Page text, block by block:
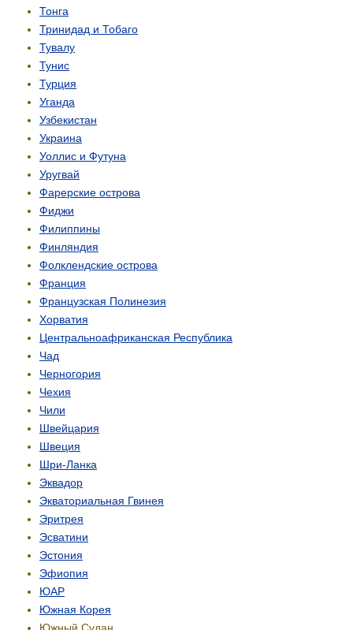
Тонга
Тринидад и Тобаго
Тувалу
Тунис
Турция
Уганда
Узбекистан
Украина
Уоллис и Футуна
Уругвай
Фарерские острова
Фиджи
Филиппины
Финляндия
Фолклендские острова
Франция
Французская Полинезия
Хорватия
Центрально­африканская Республика
Чад
Черногория
Чехия
Чили
Швейцария
Швеция
Шри-Ланка
Эквадор
Экваториальная Гвинея
Эритрея
Эсватини
Эстония
Эфиопия
ЮАР
Южная Корея